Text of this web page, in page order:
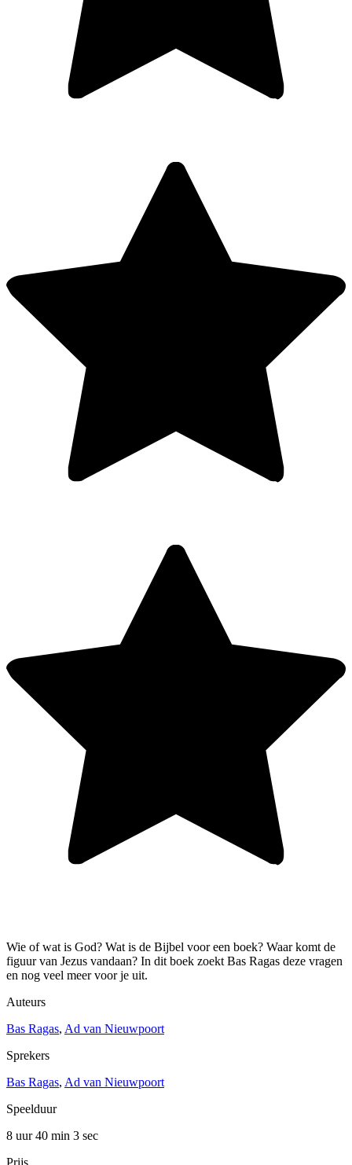
Wie of wat is God? Wat is de Bijbel voor een boek? Waar komt de
figuur van Jezus vandaan? In dit boek zoekt Bas Ragas deze vragen
en nog veel meer voor je uit.
Auteurs
Bas Ragas, Ad van Nieuwpoort
Sprekers
Bas Ragas, Ad van Nieuwpoort
Speelduur
8 uur 40 min 3 sec
Prijs